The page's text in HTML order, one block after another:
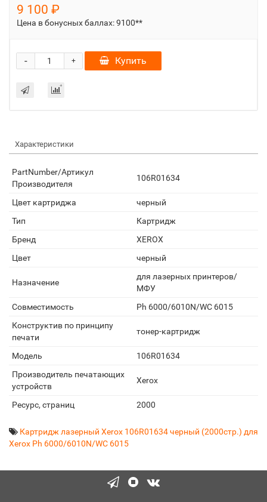
9 100 ₽
Цена в бонусных баллах:9100**
+
- Купить
Характеристики
PartNumber/Артикул
Производителя
106R01634
Цвет картриджа
черный
Тип
Картридж
Бренд
XEROX
Цвет
черный
Назначение
для лазерных принтеров/
МФУ
Совместимость
Ph 6000/6010N/WC 6015
Конструктив по принципу
печати
тонер-картридж
Модель
106R01634
Производитель печатающих
устройств
Xerox
Ресурс, страниц 2000
Картридж лазерный Xerox 106R01634 черный (2000стр.) для
Xerox Ph 6000/6010N/WC 6015